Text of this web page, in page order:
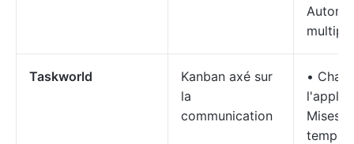
Taskworld
Kanban axé sur
la
communication
• Chat
Mises
temps